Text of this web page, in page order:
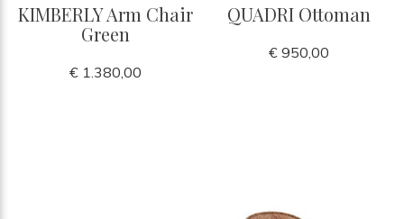
KIMBERLY Arm Chair
Green
€ 1.380,00
QUADRI Ottoman
€ 950,00